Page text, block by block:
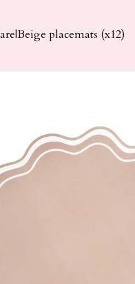
|Beige placemats (x12)